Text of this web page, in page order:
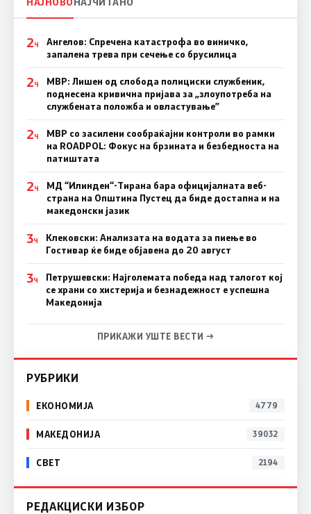
2Ч
Ангелов: Спречена катастрофа во виничко,
запалена трева при сечење со брусилица
2Ч
МВР: Лишен од слобода полициски службеник,
поднесена кривична пријава за „злоупотреба на
службената положба и овластување”
2Ч
МВР со засилени сообраќајни контроли во рамки
на ROADPOL: Фокус на брзината и безбедноста на
патиштата
2Ч
МД “Илинден“-Тирана бара официјалната веб-
страна на Општина Пустец да биде достапна и на
македонски јазик
3Ч
Клековски: Анализата на водата за пиење во
Гостивар ќе биде објавена до 20 август
3Ч
Петрушевски: Најголемата победа над талогот кој
се храни со хистерија и безнадежност е успешна
Македонија
ПРИКАЖИ УШТЕ ВЕСТИ →
РУБРИКИ
ЕКОНОМИЈА 4779
МАКЕДОНИЈА 39032
СВЕТ 2194
РЕДАКЦИСКИ ИЗБОР